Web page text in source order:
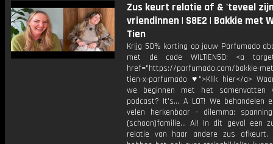
Zus keurt relatie af & 'teveel
vriendinnen | S8E2 | Bakkie met
Tien
Krijg 50% korting op jouw Parfumado
met de code WILTIEN50: <a
href="https://parfumado.com/bakkie-
tien-x-parfumado ♥">Klik hier</a>
we beginnen met het samenvatten
podcast? It's... A LOT! We behandelen
velen herkenbaar - dilemma:
(schoon)familie... Ai! In dit geval een
relatie van haar andere zus afkeurt.